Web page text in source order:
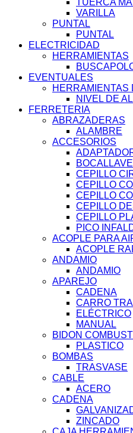
TUERCA
VARILLA
PUNTAL
PUNTAL
ELECTRICIDAD
HERRAMIENTAS
EVENTUALES
HERRAMIENTAS
NIVEL DE
FERRETERIA
ABRAZADERAS
ALAMBRE
ACCESORIOS
CEPILLO
CEPILLO
CEPILLO
CEPILLO
CEPILLO
PICO
ACOPLE PARA
ACOPLE
ANDAMIO
ANDAMIO
APAREJO
CADENA
CARRO
ELÉCTRICO
MANUAL
BIDON
PLASTICO
BOMBAS
TRASVASE
CABLE
ACERO
CADENA
ZINCADO